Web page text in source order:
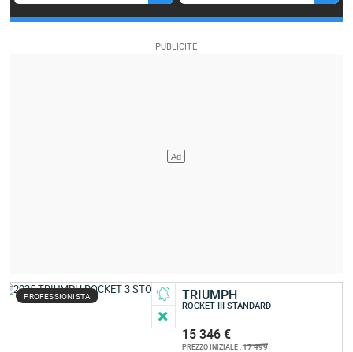
PROFESSIONISTA TRIUMPH
ROCKET III STANDARD
15 346 €
PREZZO INIZIALE :17 499